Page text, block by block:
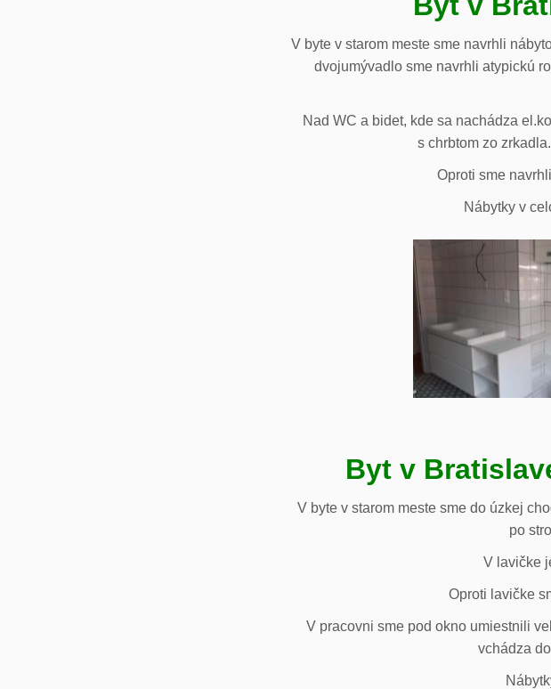
V byte v starom meste sme navrhli
dvojumývadlo sme navrhli atypickú
Nad WC a bidet, kde sa nachádza
s chrbtom zo
Oproti sme
Nábytky v
Byt v
V byte v starom meste sme do úzkej
po
V lavičke
Oproti lavičke
V pracovni sme pod okno umiestnili
vchádza